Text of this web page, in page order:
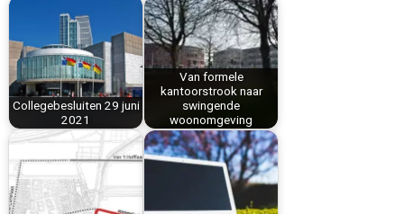
o
k
r
e
s
t
d
I
n
l
s
A
p
p
n
Collegebesluiten 29 juni
2021
Van formele
kantoorstrook naar
swingende
woonomgeving